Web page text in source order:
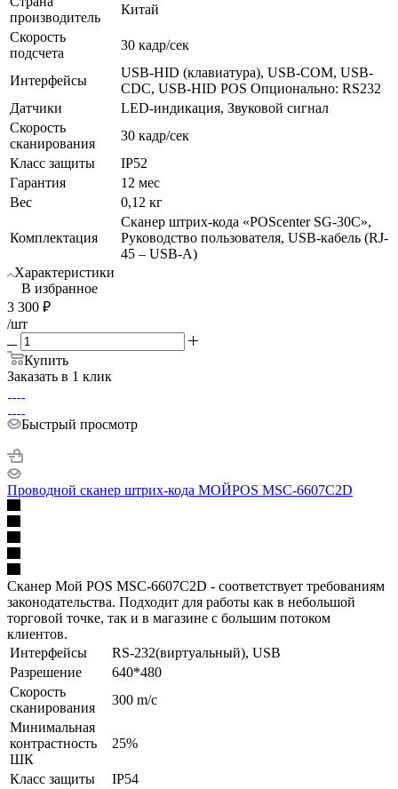
производитель
Китай
Скорость
подсчета
30 кадр/сек
Интерфейсы
USB-HID (клавиатура), USB-COM, USB-
CDC, USB-HID POS Опционально: RS232
Датчики
LED-индикация, Звуковой сигнал
Скорость
сканирования
30 кадр/сек
Класс защиты
IP52
Гарантия
12 мес
Вес
0,12 кг
Комплектация
Сканер штрих-кода «POScenter SG-30C»,
Руководство пользователя, USB-кабель (RJ-
45 – USB-A)
Характеристики
В избранное
3 300 ₽
/шт
Купить
Заказать в 1 клик
Быстрый просмотр
Проводной сканер штрих-кода МОЙPOS MSC-6607C2D
Сканер Мой POS MSC-6607C2D - соответствует требованиям
законодательства. Подходит для работы как в небольшой
торговой точке, так и в магазине с большим потоком
клиентов.
Интерфейсы
RS-232(виртуальный), USB
Разрешение
640*480
Скорость
сканирования
300 m/с
Минимальная
контрастность
ШК
25%
Класс защиты IP54